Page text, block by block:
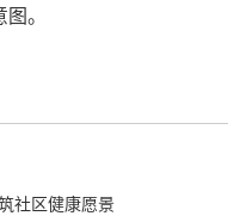
。
社区健康愿景